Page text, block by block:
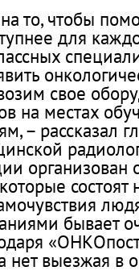
то, чтобы
для
свое
на местах
– рассказал
состоят
бывает
нет выезжая в